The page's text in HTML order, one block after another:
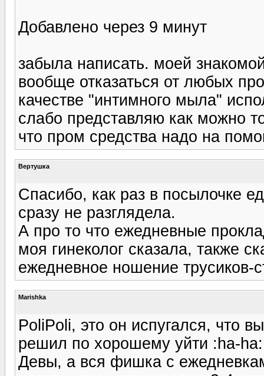
Добавлено через 9 минут
забыла написать. моей
вообще отказаться от любых
качестве "интимного мыла"
слабо представляю как можно
что пром средства надо на
Вертушка
Спасибо, как раз в посылочке
сразу не разглядела.
А про то что ежедневные
моя гинеколог сказала, также
ежедневное ношение трусиков-
Marishka
PoliPoli, это он испугался, что
решил по хорошему уйти :ha-
Девы, а вся фишка с